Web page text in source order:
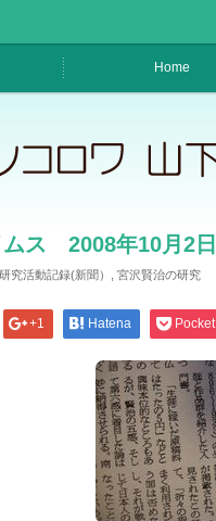
Home
ムス 2008年10月2日
研究活動記録(新聞） 宮沢賢治の研究
+1 Hatena Pocket